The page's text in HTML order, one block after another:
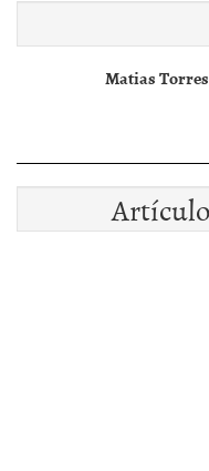
Matias Torres